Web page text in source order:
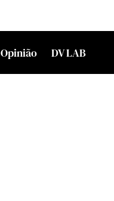
Opinião DV LAB